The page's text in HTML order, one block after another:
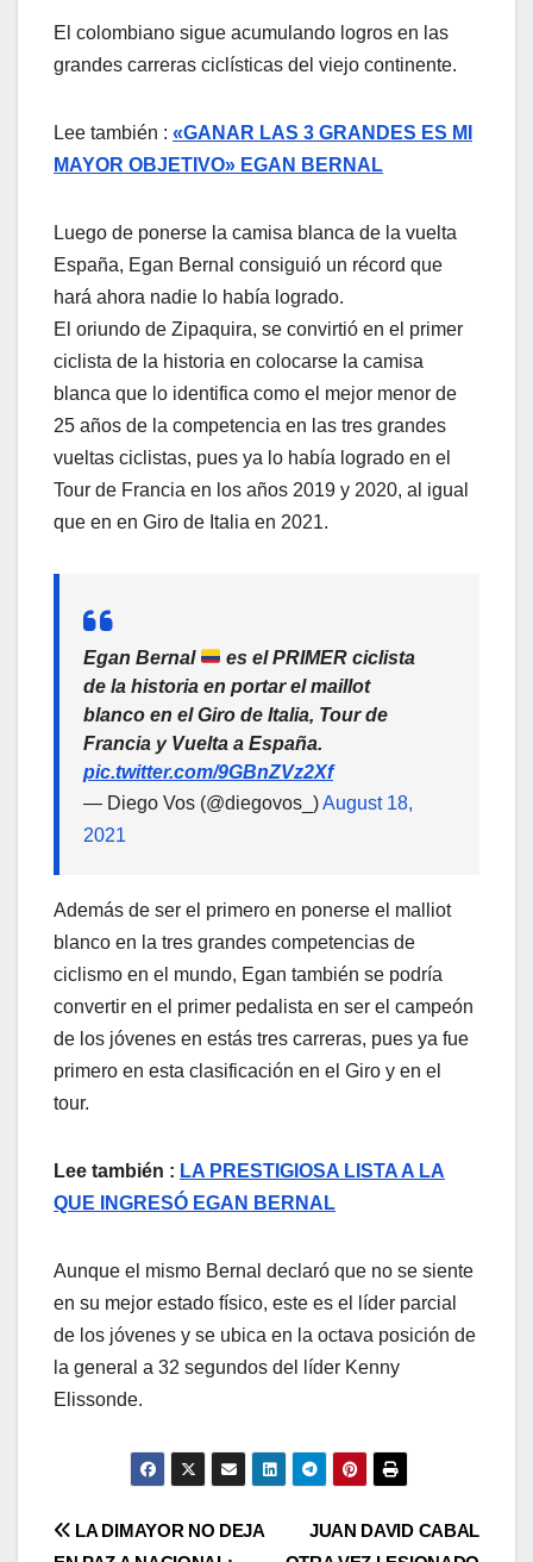
El colombiano sigue acumulando logros en las
grandes carreras ciclísticas del viejo continente.
Lee también : «GANAR LAS 3 GRANDES ES MI
MAYOR OBJETIVO» EGAN BERNAL
Luego de ponerse la camisa blanca de la vuelta
España, Egan Bernal consiguió un récord que
hará ahora nadie lo había logrado.
El oriundo de Zipaquira, se convirtió en el primer
ciclista de la historia en colocarse la camisa
blanca que lo identifica como el mejor menor de
25 años de la competencia en las tres grandes
vueltas ciclistas, pues ya lo había logrado en el
Tour de Francia en los años 2019 y 2020, al igual
que en en Giro de Italia en 2021.
Egan Bernal
es el PRIMER ciclista
de la historia en portar el maillot
blanco en el Giro de Italia, Tour de
Francia y Vuelta a España.
pic.twitter.com/9GBnZVz2Xf
— Diego Vos (@diegovos_)August 18,
2021
Además de ser el primero en ponerse el malliot
blanco en la tres grandes competencias de
ciclismo en el mundo, Egan también se podría
convertir en el primer pedalista en ser el campeón
de los jóvenes en estás tres carreras, pues ya fue
primero en esta clasificación en el Giro y en el
tour.
Lee también : LA PRESTIGIOSA LISTA A LA
QUE INGRESÓ EGAN BERNAL
Aunque el mismo Bernal declaró que no se siente
en su mejor estado físico, este es el líder parcial
de los jóvenes y se ubica en la octava posición de
la general a 32 segundos del líder Kenny
Elissonde.
JUAN DAVID CABAL
LA DIMAYOR NO DEJA